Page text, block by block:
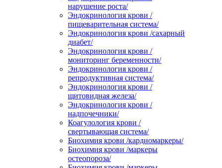
нарушение роста/
Эндокринология крови /
пищеварительная система/
Эндокринология крови /сахарный
диабет/
Эндокринология крови /
мониторинг беременности/
Эндокринология крови /
репродуктивная система/
Эндокринология крови /
щитовидная железа/
Эндокринология крови /
надпочечники/
Коагулология крови /
свертывающая система/
Биохимия крови /кардиомаркеры/
Биохимия крови /маркеры
остеопороза/